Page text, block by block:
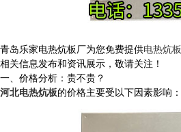
青岛乐家电热炕板厂为您免费提供电热炕板
相关信息发布和资讯展示，敬请关注！
一、价格分析：贵不贵？
河北电热炕板的价格主要受以下因素影响：